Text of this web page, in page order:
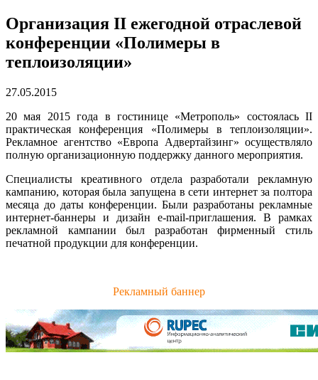
Организация II ежегодной отраслевой
конференции «Полимеры в
теплоизоляции»
27.05.2015
20 мая 2015 года в гостинице «Метрополь» состоялась II
практическая конференция «Полимеры в теплоизоляции».
Рекламное агентство «Европа Адвертайзинг» осуществляло
полную организационную поддержку данного мероприятия.
Специалисты креативного отдела разработали рекламную
кампанию, которая была запущена в сети интернет за полтора
месяца до даты конференции. Были разработаны рекламные
интернет-баннеры и дизайн e-mail-приглашения. В рамках
рекламной кампании был разработан фирменный стиль
печатной продукции для конференции.
Рекламный баннер